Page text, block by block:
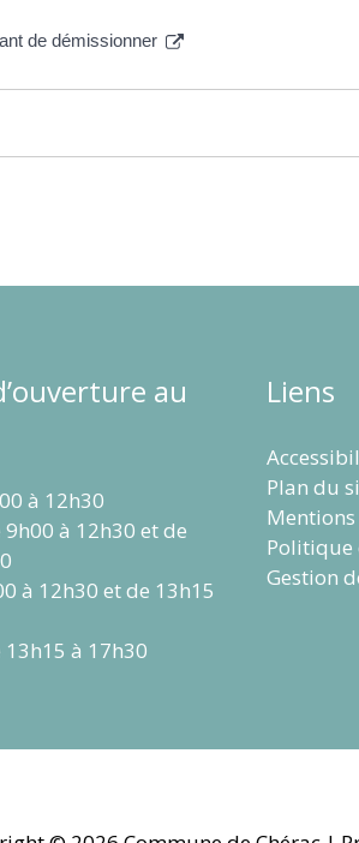
de démissionner
au
à 12h30
à 12h30 et de
à 12h30 et de 13h15
à 17h30
Liens
Plan du
Politique
Gestion